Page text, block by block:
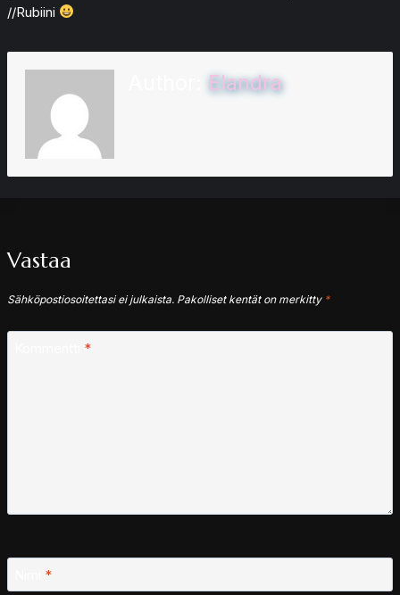
//Rubiini
Elandra
Vastaa
Sähköpostiosoitettasi ei julkaista. Pakolliset kentät on merkitty *
*
*